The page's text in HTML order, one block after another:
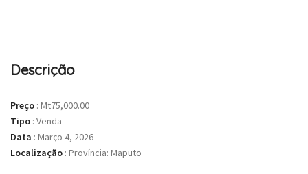
Descrição
Preço : Mt75,000.00
Tipo : Venda
Data : Março 4, 2026
Localização : Província: Maputo